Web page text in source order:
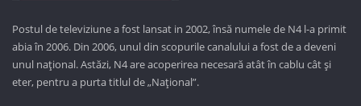
Postul de televiziune a fost lansat in 2002, însă numele de N4 l-a primit
abia în 2006. Din 2006, unul din scopurile canalului a fost de a deveni
unul național. Astăzi, N4 are acoperirea necesară atât în cablu cât și
eter, pentru a purta titlul de „Național”.